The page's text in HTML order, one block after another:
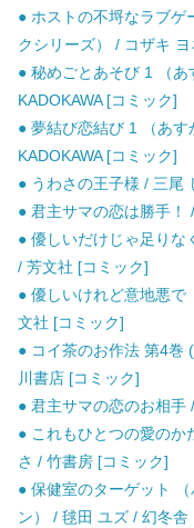
● ホストの不埒なラブゲ
クシリーズ） / コザキ
● 秘めごとあそび 1 （
KADOKAWA [コミック]
● 夢結び恋結び 1 （あ
KADOKAWA [コミック]
● うわさの王子様 / 三尾
● 君主サマの恋は勝手！
● 優しいだけじゃ足りな
/ 芳文社 [コミック]
● 優しいけれど意地悪で
文社 [コミック]
● コイ茶のお作法 第4巻
川書店 [コミック]
● 君主サマの恋のお相手
● これもひとつの愛のか
さ / 竹書房 [コミック]
● 保健室のターゲット
ン） / 毬田 ユズ / 幻冬舎